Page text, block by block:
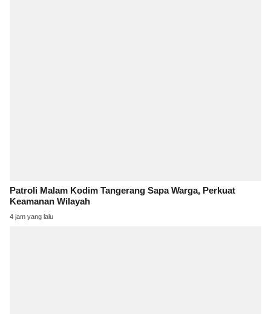
Patroli Malam Kodim Tangerang Sapa Warga, Perkuat
Keamanan Wilayah
4 jam yang lalu